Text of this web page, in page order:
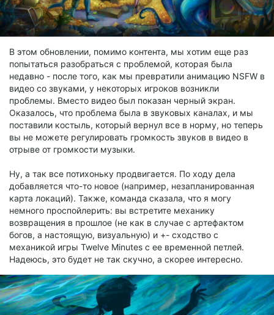
В этом обновлении, помимо контента, мы хотим еще раз
попытаться разобраться с проблемой, которая была
недавно - после того, как мы превратили анимацию NSFW в
видео со звуками, у некоторых игроков возникли
проблемы. Вместо видео был показан черный экран.
Оказалось, что проблема была в звуковых каналах, и мы
поставили костыль, который вернул все в норму, но теперь
вы не можете регулировать громкость звуков в видео в
отрыве от громкости музыки.
Ну, а так все потихоньку продвигается. По ходу дела
добавляется что-то новое (например, незапланированная
карта локаций). Также, команда сказала, что я могу
немного проспойлерить: вы встретите механику
возвращения в прошлое (не как в случае с артефактом
богов, а настоящую, визуальную) и +- сходство с
механикой игры Twelve Minutes с ее временной петлей.
Надеюсь, это будет не так скучно, а скорее интересно.